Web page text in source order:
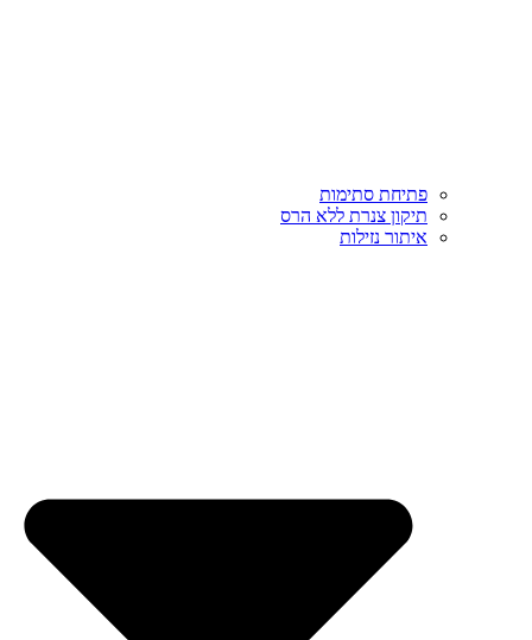
פתיחת סתימות
תיקון צנרת ללא הרס
איתור נזילות